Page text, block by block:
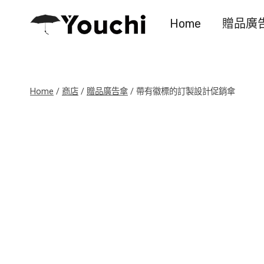
Home 贈品廣
Home / 商店 / 贈品廣告傘 / 帶有徽標的訂製設計促銷傘